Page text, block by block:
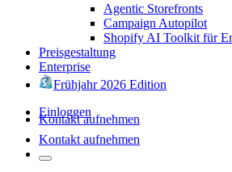
Agentic Storefronts
Campaign Autopilot
Shopify AI Toolkit für
Preisgestaltung
Enterprise
Frühjahr 2026 Edition
Einloggen
Kontakt aufnehmen
Kontakt aufnehmen